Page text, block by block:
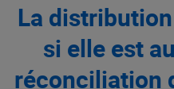
La distribution
si elle est
réconciliation